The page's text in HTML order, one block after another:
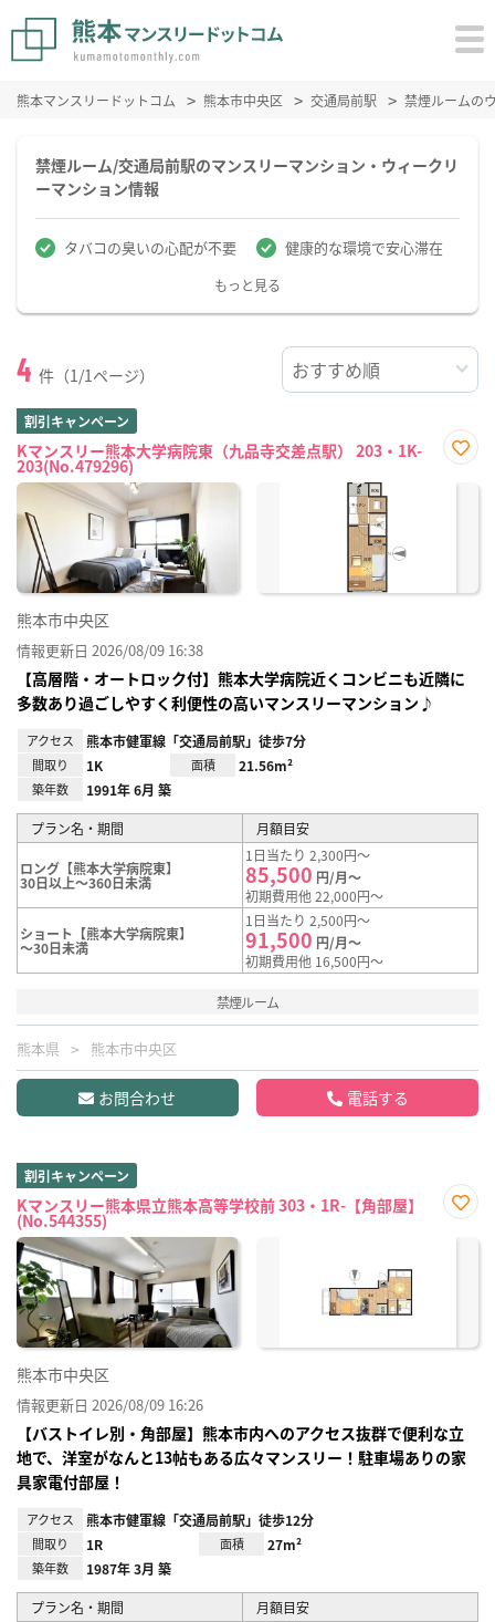
熊本マンスリードットコム 熊本市中央区 交通局前駅 禁煙ルームの
禁煙ルーム/交通局前駅のマンスリーマンション・ウィークリ
ーマンション情報
タバコの臭いの心配が不要 健康的な環境で安心滞在
もっと見る
4 件（1/1ページ）
割引キャンペーン
Kマンスリー熊本大学病院東（九品寺交差点駅） 203・1K-
203(No.479296)
に入
熊本市中央区
情報更新日 2026/08/09 16:38
【高層階・オートロック付】熊本大学病院近くコンビニも近隣に
多数あり過ごしやすく利便性の高いマンスリーマンション♪
アクセス 熊本市健軍線「交通局前駅」徒歩7分
間取り 1K 面積 21.56m²
築年数 1991年 6月 築
プラン名・期間 月額目安
ロング【熊本大学病院東】
30日以上～360日未満
1日当たり 2,300円～
85,500 円/月～
初期費用他 22,000円～
ショート【熊本大学病院東】
～30日未満
1日当たり 2,500円～
91,500 円/月～
初期費用他 16,500円～
禁煙ルーム
熊本県 熊本市中央区
お問合わせ 電話する
割引キャンペーン
Kマンスリー熊本県立熊本高等学校前 303・1R-【角部屋】
(No.544355)
に入
熊本市中央区
情報更新日 2026/08/09 16:26
【バストイレ別・角部屋】熊本市内へのアクセス抜群で便利な立
地で、洋室がなんと13帖もある広々マンスリー！駐車場ありの家
具家電付部屋！
アクセス 熊本市健軍線「交通局前駅」徒歩12分
間取り 1R 面積 27m²
築年数 1987年 3月 築
プラン名・期間 月額目安